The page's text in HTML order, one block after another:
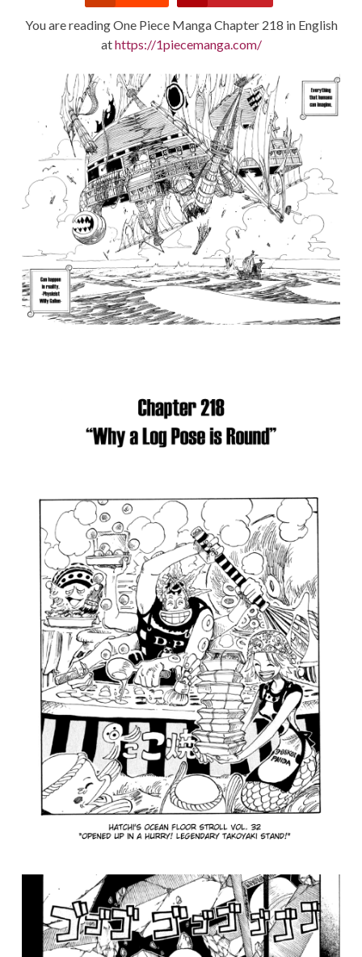
You are reading One Piece Manga Chapter 218 in English
athttps://1piecemanga.com/